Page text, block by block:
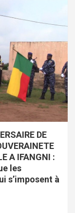
DE
A IFANGNI :
les
s’imposent à